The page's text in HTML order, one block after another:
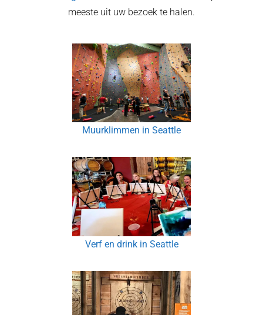
meeste uit uw bezoek te halen.
Muurklimmen in Seattle
Verf en drink in Seattle